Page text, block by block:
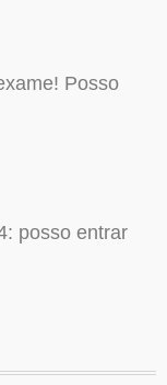
Posso
posso entrar